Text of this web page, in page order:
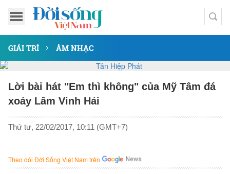
GIẢI TRÍ ÂM NHẠC
Lời bài hát "Em thì không" của Mỹ Tâm đá
xoáy Lâm Vinh Hải
Thứ tư, 22/02/2017, 10:11 (GMT+7)
Theo dõi Đời Sống Việt Nam trên